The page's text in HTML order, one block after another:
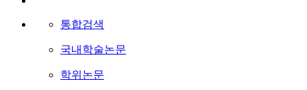
통합검색
국내학술논문
학위논문